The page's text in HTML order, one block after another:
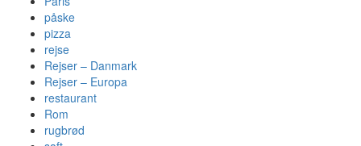
påske
pizza
rejse
Rejser – Danmark
Rejser – Europa
restaurant
Rom
rugbrød